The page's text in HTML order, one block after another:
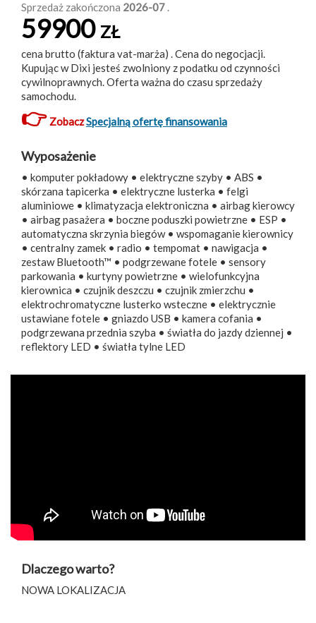
Sprzedaż zakończona 2026-07 .
59900 ZŁ
cena brutto (faktura vat-marża) . Cena do negocjacji.
Kupując w Dixi jesteś zwolniony z podatku od czynności
cywilnoprawnych. Oferta ważna do czasu sprzedaży
samochodu.
👉ZobaczSpecjalną ofertę finansowania
Wyposażenie
• komputer pokładowy • elektryczne szyby • ABS •
skórzana tapicerka • elektryczne lusterka • felgi
aluminiowe • klimatyzacja elektroniczna • airbag kierowcy
• airbag pasażera • boczne poduszki powietrzne • ESP •
automatyczna skrzynia biegów • wspomaganie kierownicy
• centralny zamek • radio • tempomat • nawigacja •
zestaw Bluetooth™ • podgrzewane fotele • sensory
parkowania • kurtyny powietrzne • wielofunkcyjna
kierownica • czujnik deszczu • czujnik zmierzchu •
elektrochromatyczne lusterko wsteczne • elektrycznie
ustawiane fotele • gniazdo USB • kamera cofania •
podgrzewana przednia szyba • światła do jazdy dziennej •
reflektory LED • światła tylne LED
Dlaczego warto?
NOWA LOKALIZACJA